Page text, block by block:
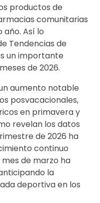
productos de
comunitarias
año. Así lo
Tendencias de
un importante
de 2026.
aumento notable
posvacacionales,
en primavera y
revelan los datos
de 2026 ha
continuo
de marzo ha
la
deportiva en los